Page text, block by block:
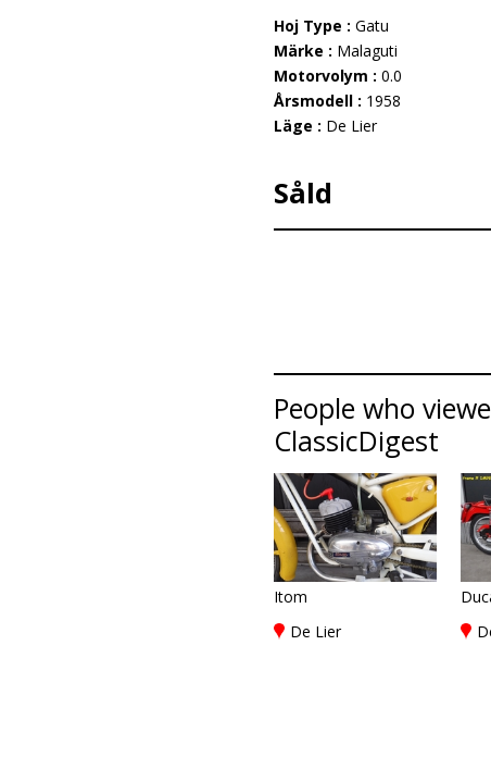
Hoj Type : Gatu
Märke : Malaguti
Motorvolym : 0.0
Årsmodell : 1958
Läge : De Lier
Såld
People who
ClassicDigest
Itom
De Lier